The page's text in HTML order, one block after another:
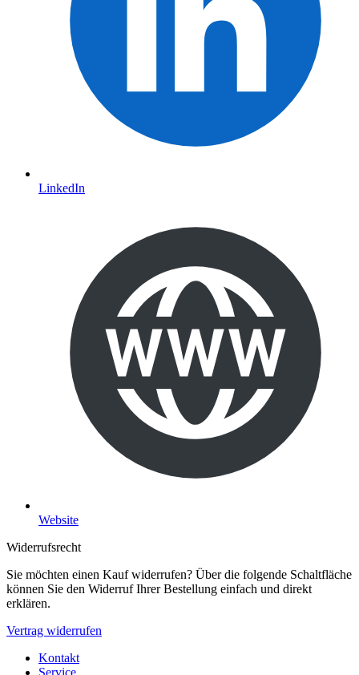
LinkedIn
Website
Widerrufsrecht
Sie möchten einen Kauf widerrufen? Über die folgende Schaltfläche
können Sie den Widerruf Ihrer Bestellung einfach und direkt
erklären.
Vertrag widerrufen
Kontakt
Service